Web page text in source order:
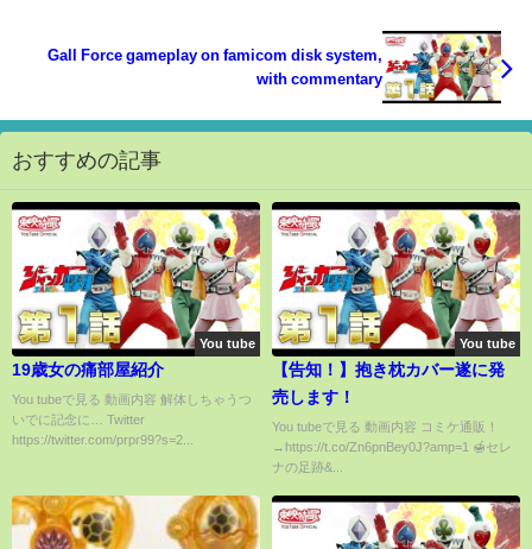
Gall Force gameplay on famicom disk system,
with commentary
おすすめの記事
You tube
19歳女の痛部屋紹介
You tubeで見る 動画内容 解体しちゃうつ
いでに記念に… Twitter
https://twitter.com/prpr99?s=2...
You tube
【告知！】抱き枕カバー遂に発
売します！
You tubeで見る 動画内容 コミケ通販！
→https://t.co/Zn6pnBey0J?amp=1 🍯セレ
ナの足跡&...